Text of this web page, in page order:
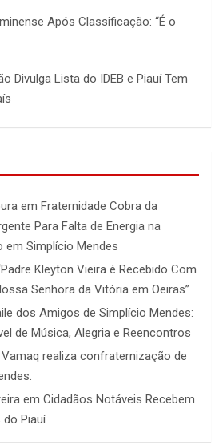
Após Classificação: “É o
Divulga Lista do IDEB e Piauí Tem
em Fraternidade Cobra da
Para Falta de Energia na
em Simplício Mendes
Kleyton Vieira é Recebido Com
Senhora da Vitória em Oeiras”
dos Amigos de Simplício Mendes:
de Música, Alegria e Reencontros
Vamaq realiza confraternização de
em Cidadãos Notáveis Recebem
do Piauí